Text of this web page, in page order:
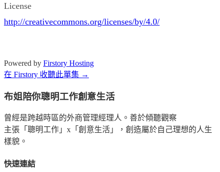
License
http://creativecommons.org/licenses/by/4.0/
Powered by Firstory Hosting
在 Firstory 收聽此單集 →
布姐陪你聰明工作創意生活
曾經是跨越時區的外商管理經理人。善於傾聽觀察
主張「聰明工作」x「創意生活」，創造屬於自己理想的人生
樣貌。
快速連結